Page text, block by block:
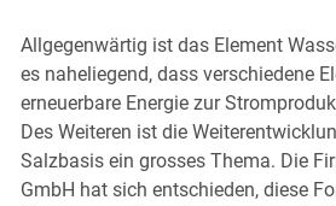
Allgegenwärtig ist das Element
es naheliegend, dass verschiedene
erneuerbare Energie zur
Des Weiteren ist die
Salzbasis ein grosses Thema. Die
GmbH hat sich entschieden, diese